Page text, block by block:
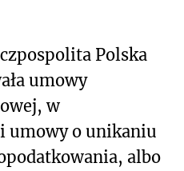
Polska
umowy
w
umowy o unikaniu
albo